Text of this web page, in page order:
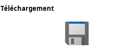
Téléchargement